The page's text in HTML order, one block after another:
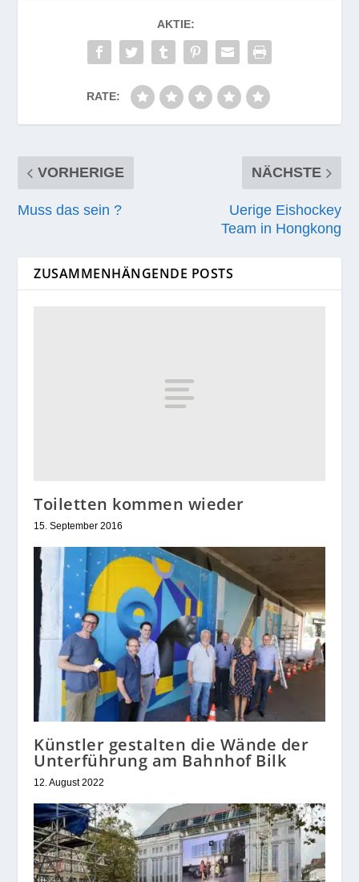
AKTIE:
RATE:
VORHERIGE
Muss das sein ?
NÄCHSTE
Uerige Eishockey
Team in Hongkong
ZUSAMMENHÄNGENDE POSTS
Toiletten kommen wieder
15. September 2016
Künstler gestalten die Wände der
Unterführung am Bahnhof Bilk
12. August 2022